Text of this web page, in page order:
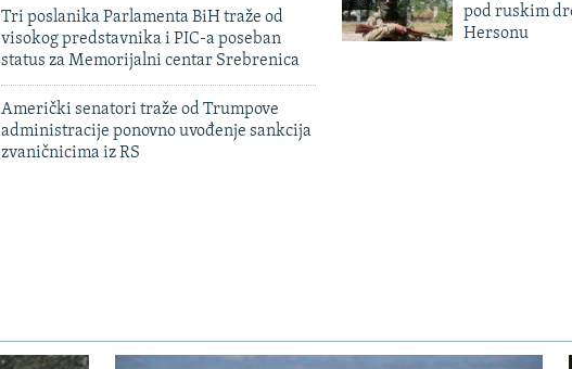
Tri poslanika Parlamenta BiH traže od
visokog predstavnika i PIC-a poseban
status za Memorijalni centar Srebrenica
Američki senatori traže od Trumpove
administracije ponovno uvođenje sankcija
zvaničnicima iz RS
pod ruskim
Hersonu